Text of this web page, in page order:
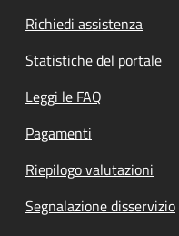
Richiedi assistenza
Statistiche del portale
Leggi le FAQ
Pagamenti
Riepilogo valutazioni
Segnalazione disservizio